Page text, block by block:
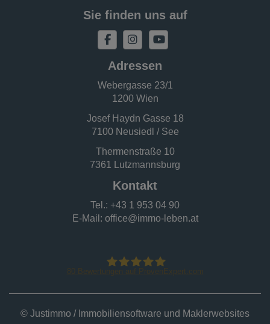
Sie finden uns auf
Adressen
Webergasse 23/1
1200 Wien
Josef Haydn Gasse 18
7100 Neusiedl / See
Thermenstraße 10
7361 Lutzmannsburg
Kontakt
Tel.: +43 1 953 04 90
E-Mail: office@immo-leben.at
Bewertungen auf ProvenExpert.com
© Justimmo / Immobiliensoftware und Maklerwebsites